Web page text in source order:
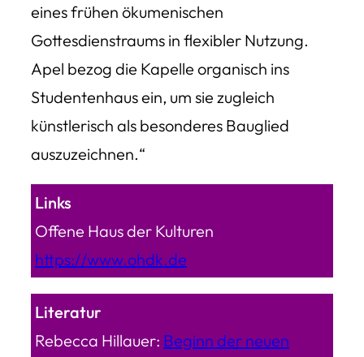
eines frühen ökumenischen
Gottesdienstraums in flexibler Nutzung.
Apel bezog die Kapelle organisch ins
Studentenhaus ein, um sie zugleich
künstlerisch als besonderes Bauglied
auszuzeichnen.“
Links
Offene Haus der Kulturen
https://www.ohdk.de
Literatur
Rebecca Hillauer: Beginn der neuen